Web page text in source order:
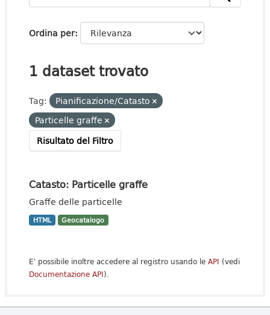
Ordina per
1 dataset trovato
Tag:
Pianificazione/Catasto
Particelle graffe
Risultato del Filtro
Catasto: Particelle graffe
Graffe delle particelle
HTML Geocatalogo
E' possibile inoltre accedere al registro usando le API (vedi
Documentazione API).